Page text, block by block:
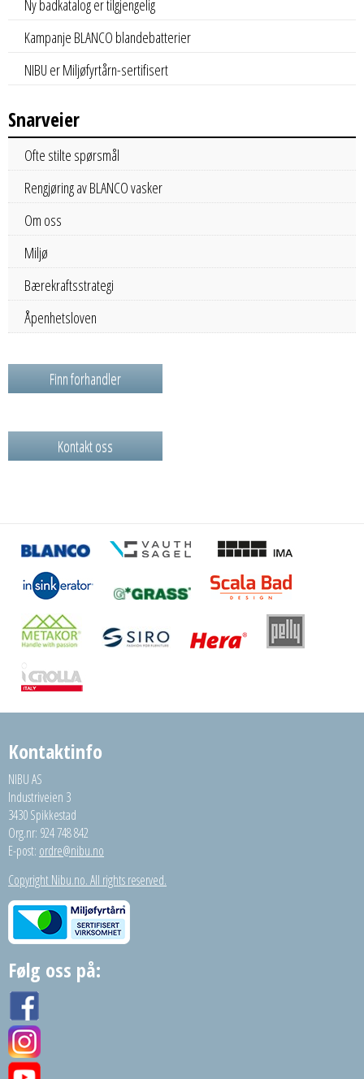
Ny badkatalog er tilgjengelig
Kampanje BLANCO blandebatterier
NIBU er Miljøfyrtårn-sertifisert
Snarveier
Ofte stilte spørsmål
Rengjøring av BLANCO vasker
Om oss
Miljø
Bærekraftsstrategi
Åpenhetsloven
Finn forhandler
Kontakt oss
Kontaktinfo
NIBU AS
Industriveien 3
3430 Spikkestad
Org.nr: 924 748 842
E-post: ordre@nibu.no
Copyright Nibu.no. All rights reserved.
Følg oss på: